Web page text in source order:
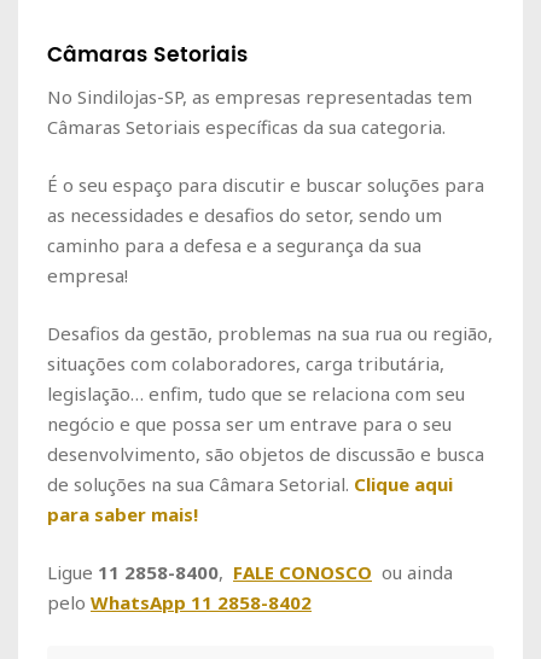
Câmaras Setoriais
No Sindilojas-SP, as empresas representadas tem
Câmaras Setoriais específicas da sua categoria.
É o seu espaço para discutir e buscar soluções para
as necessidades e desafios do setor, sendo um
caminho para a defesa e a segurança da sua
empresa!
Desafios da gestão, problemas na sua rua ou região,
situações com colaboradores, carga tributária,
legislação… enfim, tudo que se relaciona com seu
negócio e que possa ser um entrave para o seu
desenvolvimento, são objetos de discussão e busca
de soluções na sua Câmara Setorial. Clique aqui
para saber mais!
Ligue 11 2858-8400, FALE CONOSCO ou ainda
pelo WhatsApp 11 2858-8402